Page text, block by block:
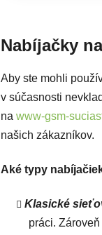
Nabíjačky
Aby ste mohli
v súčasnosti
na www-gsm-
našich zákazníkov.
Aké typy
Klasické
práci.